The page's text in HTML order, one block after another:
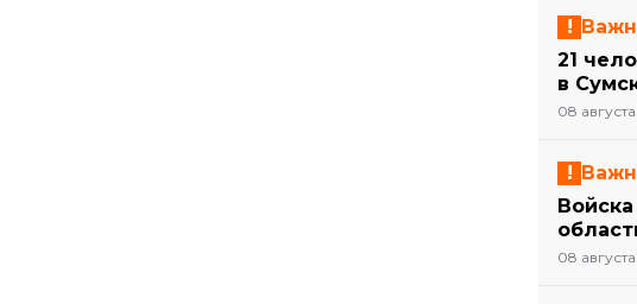
21
в
08
08